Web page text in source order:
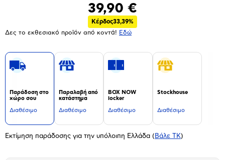
39,90 €
Κέρδος33,39%
Δες το εκθεσιακό προϊόν από κοντά! Eδώ
Παράδοση στο
χώρο σου
Διαθέσιμο
Παραλαβή από
κατάστημα
Διαθέσιμο
BOX NOW
locker
Διαθέσιμο
Stockhouse
Διαθέσιμο
Εκτίμηση παράδοσης για την υπόλοιπη Ελλάδα ( Βάλε ΤΚ)